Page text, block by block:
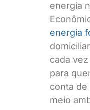
energia
energia
cada
para
conta de
meio